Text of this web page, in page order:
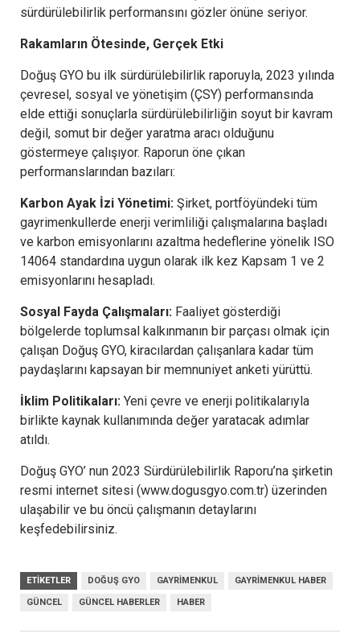
sürdürülebilirlik performansını gözler önüne seriyor.
Rakamların Ötesinde, Gerçek Etki
Doğuş GYO bu ilk sürdürülebilirlik raporuyla, 2023 yılında
çevresel, sosyal ve yönetişim (ÇSY) performansında
elde ettiği sonuçlarla sürdürülebilirliğin soyut bir kavram
değil, somut bir değer yaratma aracı olduğunu
göstermeye çalışıyor. Raporun öne çıkan
performanslarından bazıları:
Karbon Ayak İzi Yönetimi: Şirket, portföyündeki tüm
gayrimenkullerde enerji verimliliği çalışmalarına başladı
ve karbon emisyonlarını azaltma hedeflerine yönelik ISO
14064 standardına uygun olarak ilk kez Kapsam 1 ve 2
emisyonlarını hesapladı.
Sosyal Fayda Çalışmaları: Faaliyet gösterdiği
bölgelerde toplumsal kalkınmanın bir parçası olmak için
çalışan Doğuş GYO, kiracılardan çalışanlara kadar tüm
paydaşlarını kapsayan bir memnuniyet anketi yürüttü.
İklim Politikaları: Yeni çevre ve enerji politikalarıyla
birlikte kaynak kullanımında değer yaratacak adımlar
atıldı.
Doğuş GYO’ nun 2023 Sürdürülebilirlik Raporu’na şirketin
resmi internet sitesi (www.dogusgyo.com.tr) üzerinden
ulaşabilir ve bu öncü çalışmanın detaylarını
keşfedebilirsiniz.
ETIKETLER DOĞUŞ GYO GAYRIMENKUL GAYRIMENKUL HABER
GÜNCEL GÜNCEL HABERLER HABER